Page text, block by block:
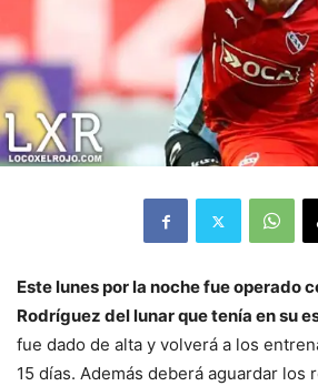
Este lunes por la noche fue operado
Rodríguez del lunar que tenía en su
fue dado de alta y volverá a los
15 días. Además deberá aguardar los